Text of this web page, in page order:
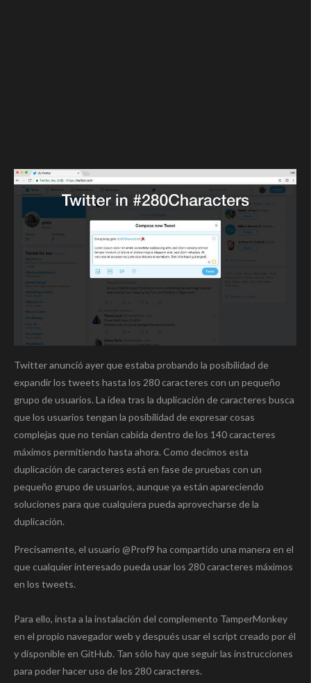
Twitter anunció ayer que estaba probando la posibilidad de
expandir los tweets hasta los 280 caracteres con un pequeño
grupo de usuarios. La idea tras la duplicación de caracteres busca
que los usuarios tengan la posibilidad de expresar cosas
complejas que no tenían cabida dentro de los 140 caracteres
máximos permitiendo hasta ahora. Como decimos esta
duplicación de caracteres está en fase de pruebas con un
pequeño grupo de usuarios, aunque ya están apareciendo
soluciones para que cualquiera pueda aprovecharse de la
duplicación.
Precisamente, el usuario @Prof9 ha compartido una manera en el
que cualquier interesado pueda usar los 280 caracteres máximos
en los tweets.
Para ello, insta a la instalación del complemento TamperMonkey
en el propio navegador web y después usar el script creado por él
y disponible en GitHub. Tan sólo hay que seguir las instrucciones
para poder hacer uso de los 280 caracteres.